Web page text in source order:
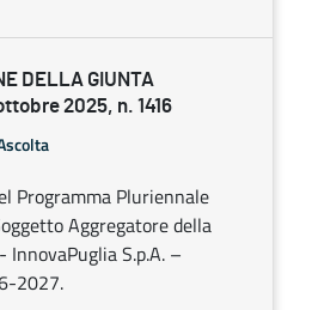
DELLA GIUNTA
2025, n. 1416
Programma Pluriennale
Aggregatore della
InnovaPuglia S.p.A. –
2027.